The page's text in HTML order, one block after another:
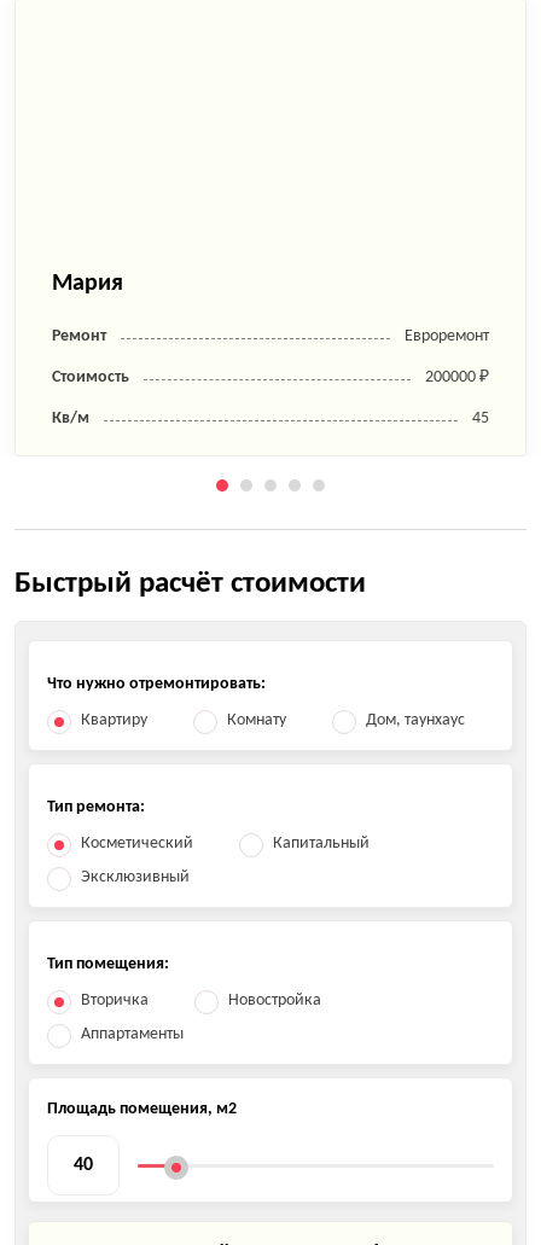
Мария
Ремонт Евроремонт
Стоимость 200000 ₽
Кв/м 45
Быстрый расчёт стоимости
Что нужно отремонтировать:
Квартиру
Комнату Дом, таунхаус
Тип ремонта:
Косметический
Капитальный
Эксклюзивный
Тип помещения:
Вторичка
Новостройка
Аппартаменты
Площадь помещения, м2